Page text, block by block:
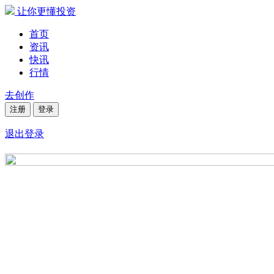
让你更懂投资
首页
资讯
快讯
行情
去创作
注册 登录
退出登录